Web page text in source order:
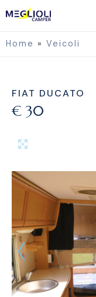
Home » Veicoli
FIAT DUCATO
€ 30